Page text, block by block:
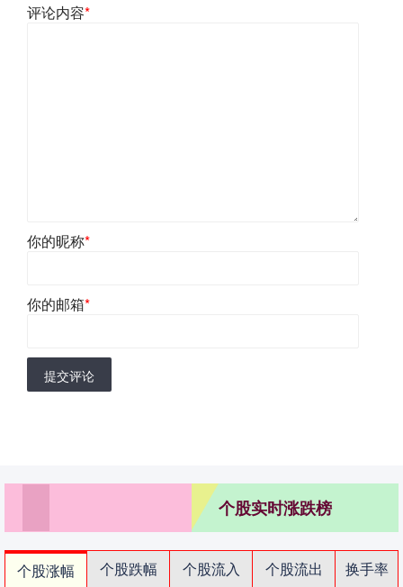
评论内容*
你的昵称*
你的邮箱*
提交评论
个股实时涨跌榜
个股涨幅 个股跌幅 个股流入 个股流出
换手率